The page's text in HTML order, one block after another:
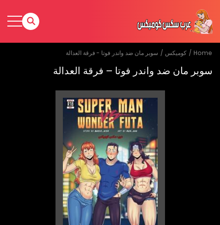
Home كوميكس سوبر مان ضد واندر فوتا - فرقة العدالة
سوبر مان ضد واندر فوتا – فرقة العدالة